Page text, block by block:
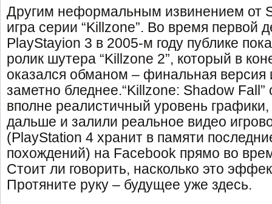
Другим неформальным извинением от
игра серии “Killzone”. Во время первой
PlayStayion 3 в 2005-м году публике
ролик шутера “Killzone 2”, который в
оказался обманом – финальная версия
заметно бледнее.“Killzone: Shadow Fall”
вполне реалистичный уровень
дальше и залили реальное видео
(PlayStation 4 хранит в памяти
похождений) на Facebook прямо во
Стоит ли говорить, насколько это
Протяните руку – будущее уже здесь.